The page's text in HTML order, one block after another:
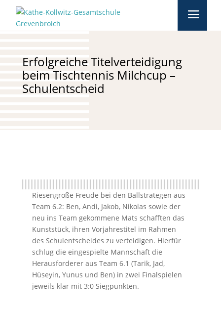
Erfolgreiche Titelverteidigung
beim Tischtennis Milchcup –
Schulentscheid
Riesengroße Freude bei den Ballstrategen aus
Team 6.2: Ben, Andi, Jakob, Nikolas sowie der
neu ins Team gekommene Mats schafften das
Kunststück, ihren Vorjahrestitel im Rahmen
des Schulentscheides zu verteidigen. Hierfür
schlug die eingespielte Mannschaft die
Herausforderer aus Team 6.1 (Tarik, Jad,
Hüseyin, Yunus und Ben) in zwei Finalspielen
jeweils klar mit 3:0 Siegpunkten.